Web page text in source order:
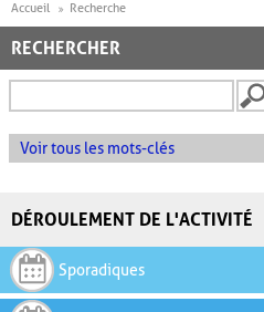
Accueil Recherche
RECHERCHER
Voir tous les mots-clés
DÉROULEMENT DE L'ACTIVITÉ
Sporadiques